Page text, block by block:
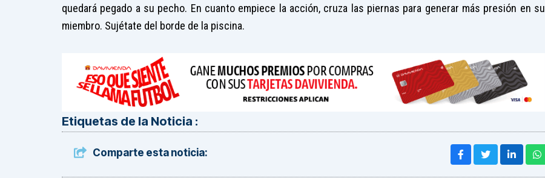
quedará pegado a su pecho. En cuanto empiece la acción, cruza las piernas para generar más presión en su
miembro. Sujétate del borde de la piscina.
Etiquetas de la Noticia :
Comparte esta noticia: